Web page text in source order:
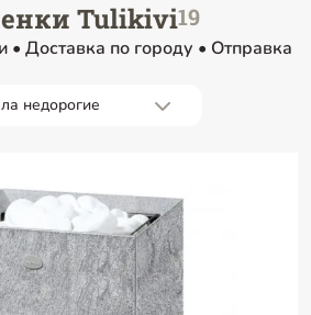
Tulikivi
Доставка по городу • Отправка